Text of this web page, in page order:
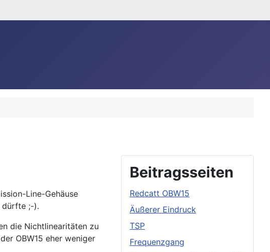
Beitragsseiten
Redcatt OBW15
Äußerer Eindruck
TSP
Frequenzgang
Line-Gehäuse
dürfte ;-).
die Nichtlinearitäten zu
OBW15 eher weniger